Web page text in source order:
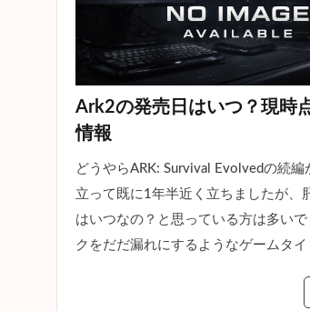
Ark2の発売日はいつ？現時
情報
どうやらARK: Survival Evolvedの続
立って既に1年半近く立ちましたが、
はいつなの？と思っている方は多い
クをだだ漏れにするようなゲームタ